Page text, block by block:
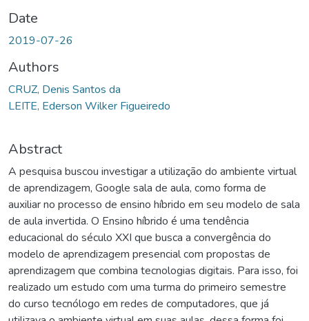
Date
2019-07-26
Authors
CRUZ, Denis Santos da
LEITE, Ederson Wilker Figueiredo
Abstract
A pesquisa buscou investigar a utilização do ambiente virtual
de aprendizagem, Google sala de aula, como forma de
auxiliar no processo de ensino híbrido em seu modelo de sala
de aula invertida. O Ensino híbrido é uma tendência
educacional do século XXI que busca a convergência do
modelo de aprendizagem presencial com propostas de
aprendizagem que combina tecnologias digitais. Para isso, foi
realizado um estudo com uma turma do primeiro semestre
do curso tecnólogo em redes de computadores, que já